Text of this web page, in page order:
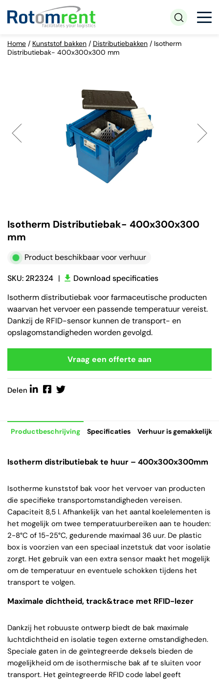
Home / Kunststof bakken / Distributiebakken / Isotherm
Distributiebak- 400x300x300 mm
Isotherm Distributiebak- 400x300x300
mm
Product beschikbaar voor verhuur
SKU: 2R2324 |
Download specificaties
Isotherm distributiebak voor farmaceutische producten
waarvan het vervoer een passende temperatuur vereist.
Dankzij de RFID-sensor kunnen de transport- en
opslagomstandigheden worden gevolgd.
Vraag een offerte aan
Delen
Productbeschrijving Specificaties Verhuur is gemakkelijk
Isotherm distributiebak te huur – 400x300x300mm
Isotherme kunststof bak voor het vervoer van producten
die specifieke transportomstandigheden vereisen.
Capaciteit 8,5 l. Afhankelijk van het aantal koelelementen is
het mogelijk om twee temperatuurbereiken aan te houden:
2-8°C of 15-25°C, gedurende maximaal 36 uur. De plastic
box is voorzien van een speciaal inzetstuk dat voor isolatie
zorgt. Het gebruik van een extra sensor maakt het mogelijk
om de temperatuur en eventuele schokken tijdens het
transport te volgen.
Maximale dichtheid, track&trace met RFID-lezer
Dankzij het robuuste ontwerp biedt de bak maximale
luchtdichtheid en isolatie tegen externe omstandigheden.
Speciale gaten in de geïntegreerde deksels bieden de
mogelijkheid om de isothermische bak af te sluiten voor
transport. Het geïntegreerde RFID code label geeft